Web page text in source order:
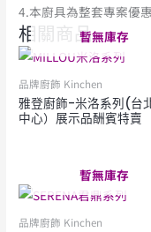
4.本廚具為整套專案優
相關商品暫無庫存
品牌廚飾 Kinchen
雅登廚飾-米洛系列(台
中心）展示品酬賓特賣
暫無庫存
品牌廚飾 Kinchen